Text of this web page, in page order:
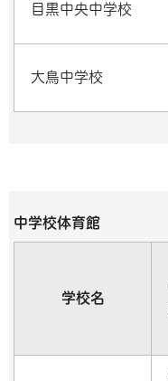
目黒中央中学校
大鳥中学校
中学校体育館
学校名